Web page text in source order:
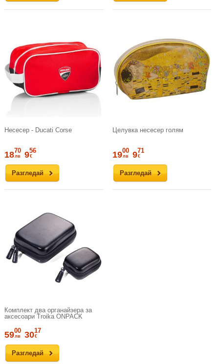
Несесер - Ducati Corse
Разгледай
1870
лв 956
€
Целувка несесер голям
Разгледай
1900
лв 971
€
Комплект два органайзера за
аксесоари Troika ONPACK
Разгледай
5900
лв 3017
€